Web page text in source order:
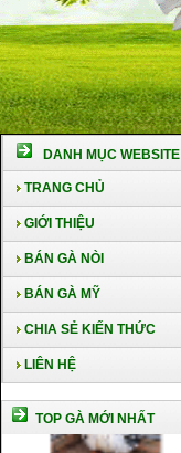
DANH MỤC WEBSITE
TRANG CHỦ
GIỚI THIỆU
BÁN GÀ NÒI
BÁN GÀ MỸ
CHIA SẺ KIẾN THỨC
LIÊN HỆ
TOP GÀ MỚI NHẤT